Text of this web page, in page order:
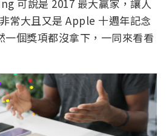
可說是 2017 最大贏家，讓人
常大且又是 Apple 十週年記念
個獎項都沒拿下，一同來看看